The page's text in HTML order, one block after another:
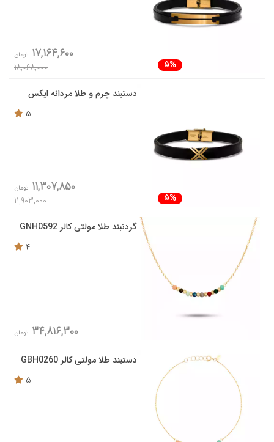
5%
17,164,600 تومان
18,068,000
دستبند چرم و طلا مردانه ایکس
5
5%
11,307,850 تومان
11,903,000
گردنبند طلا مولتی کالر GNH0592
4
34,816,300 تومان
دستبند طلا مولتی کالر GBH0260
5